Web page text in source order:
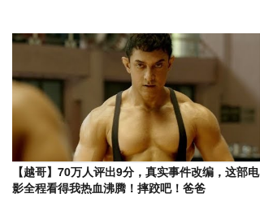
【越哥】70万人评出9分，真实事件改编，这部电
影全程看得我热血沸腾！摔跤吧！爸爸